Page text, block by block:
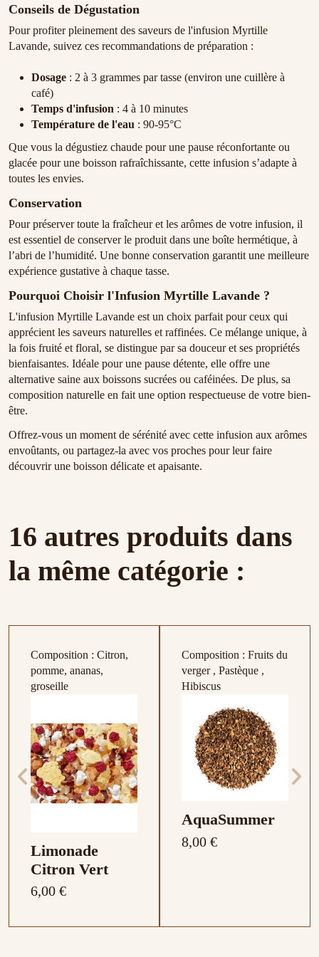
Conseils de Dégustation
Pour profiter pleinement des saveurs de l'infusion Myrtille
Lavande, suivez ces recommandations de préparation :
Dosage : 2 à 3 grammes par tasse (environ une cuillère à
café)
Temps d'infusion : 4 à 10 minutes
Température de l'eau : 90-95°C
Que vous la dégustiez chaude pour une pause réconfortante ou
glacée pour une boisson rafraîchissante, cette infusion s’adapte à
toutes les envies.
Conservation
Pour préserver toute la fraîcheur et les arômes de votre infusion, il
est essentiel de conserver le produit dans une boîte hermétique, à
l’abri de l’humidité. Une bonne conservation garantit une meilleure
expérience gustative à chaque tasse.
Pourquoi Choisir l'Infusion Myrtille Lavande ?
L'infusion Myrtille Lavande est un choix parfait pour ceux qui
apprécient les saveurs naturelles et raffinées. Ce mélange unique, à
la fois fruité et floral, se distingue par sa douceur et ses propriétés
bienfaisantes. Idéale pour une pause détente, elle offre une
alternative saine aux boissons sucrées ou caféinées. De plus, sa
composition naturelle en fait une option respectueuse de votre bien-
être.
Offrez-vous un moment de sérénité avec cette infusion aux arômes
envoûtants, ou partagez-la avec vos proches pour leur faire
découvrir une boisson délicate et apaisante.
16 autres produits dans
la même catégorie :
Composition : Citron,
pomme, ananas,
groseille
Limonade
Citron Vert
6,00 €
Composition : Fruits du
verger , Pastèque ,
Hibiscus
AquaSummer
8,00 €